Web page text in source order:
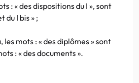
: « des dispositions du I », sont
du I bis » ;
mots : « des diplômes » sont
: « des documents ».